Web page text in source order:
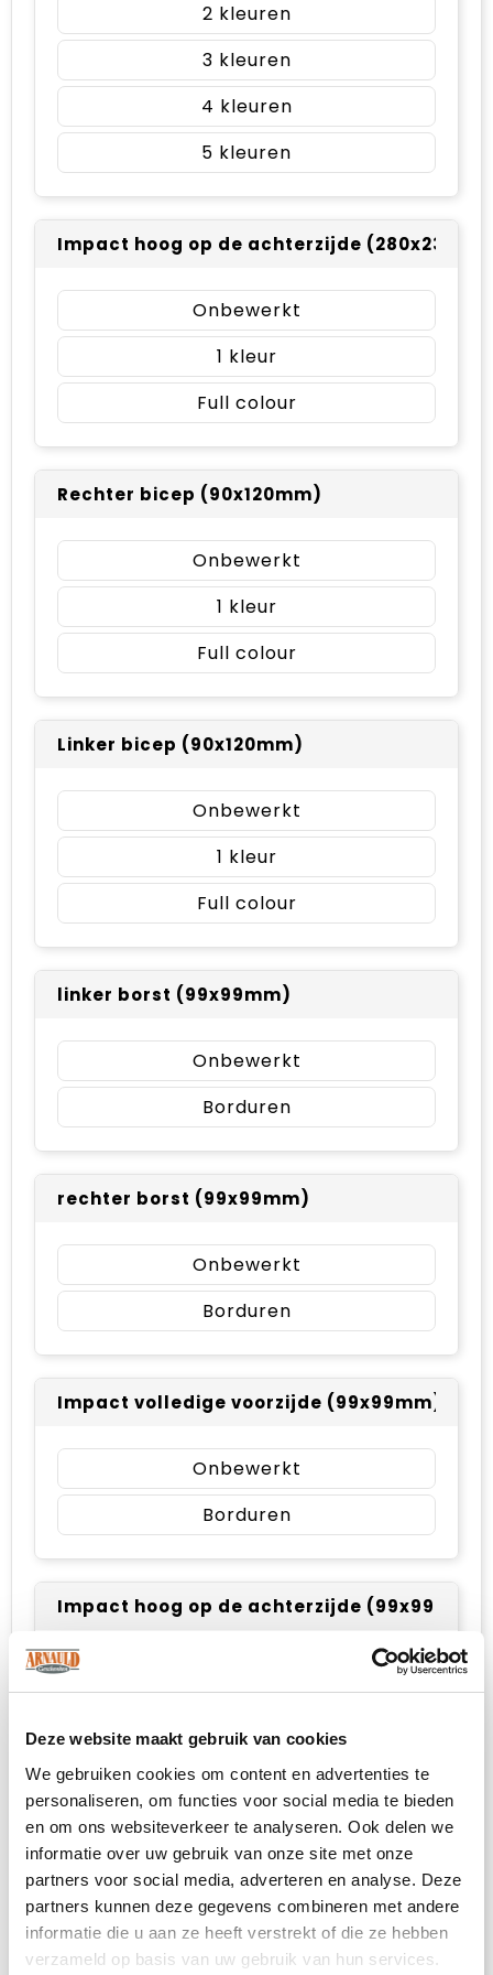
Deze website maakt gebruik van cookies
We gebruiken cookies om content en advertenties te
personaliseren, om functies voor social media te bieden
en om ons websiteverkeer te analyseren. Ook delen we
informatie over uw gebruik van onze site met onze
partners voor social media, adverteren en analyse. Deze
partners kunnen deze gegevens combineren met andere
informatie die u aan ze heeft verstrekt of die ze hebben
verzameld op basis van uw gebruik van hun services.
2
3
4
5
Impact hoog op de achterzijde
Onbewerkt
1
Full colour
Rechter bicep (90x120mm)
Onbewerkt
1
Full colour
Linker bicep (90x120mm)
Onbewerkt
1
Full colour
linker borst (99x99mm)
Onbewerkt
Borduren
rechter borst (99x99mm)
Onbewerkt
Borduren
Impact volledige voorzijde (99x99mm)
Onbewerkt
Borduren
Impact hoog op de achterzijde (99x99mm)
Linker bicep (diameter: 80mm)
Onbewerkt
Borduren